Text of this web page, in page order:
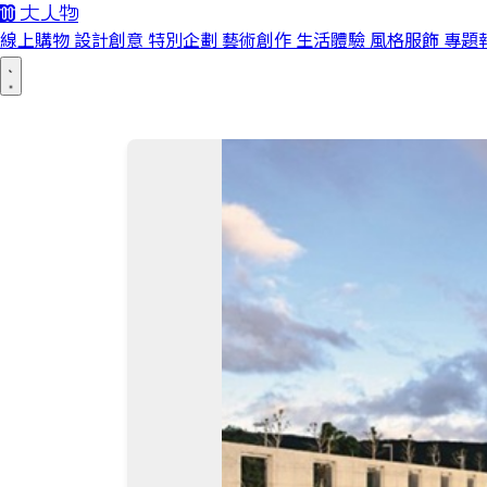
線上購物 設計創意 特別企劃 藝術創作 生活體驗 風格服飾 專題